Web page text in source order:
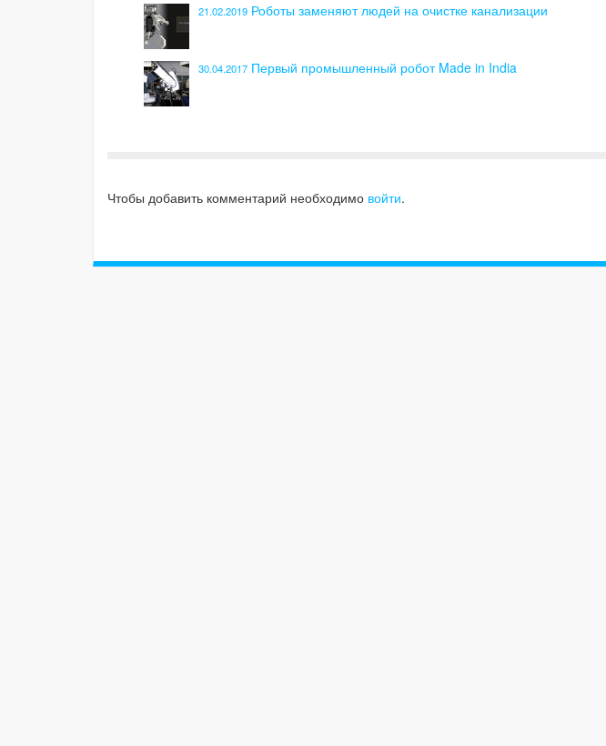
21.02.2019 Роботы заменяют людей на очистке канализации
30.04.2017 Первый промышленный робот Made in India
Чтобы добавить комментарий необходимо войти.